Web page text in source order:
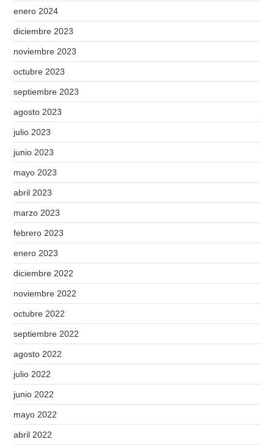
enero 2024
diciembre 2023
noviembre 2023
octubre 2023
septiembre 2023
agosto 2023
julio 2023
junio 2023
mayo 2023
abril 2023
marzo 2023
febrero 2023
enero 2023
diciembre 2022
noviembre 2022
octubre 2022
septiembre 2022
agosto 2022
julio 2022
junio 2022
mayo 2022
abril 2022